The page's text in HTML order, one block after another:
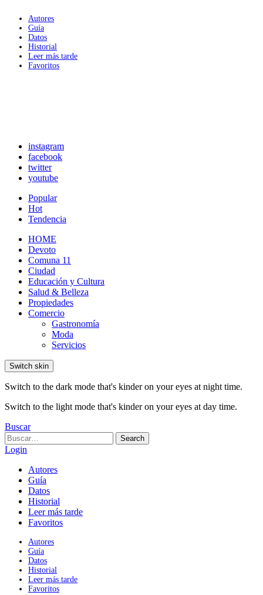
Autores
Guía
Datos
Historial
Leer más tarde
Favoritos
instagram
facebook
twitter
youtube
Popular
Hot
Tendencia
HOME
Devoto
Comuna 11
Ciudad
Educación y Cultura
Salud & Belleza
Propiedades
Comercio
Gastronomía
Moda
Servicios
Switch skin
Switch to the dark mode that's kinder on your eyes at night time.
Switch to the light mode that's kinder on your eyes at day time.
Buscar
Search
for:
Search
Login
Autores
Guía
Datos
Historial
Leer más tarde
Favoritos
Autores
Guía
Datos
Historial
Leer más tarde
Favoritos